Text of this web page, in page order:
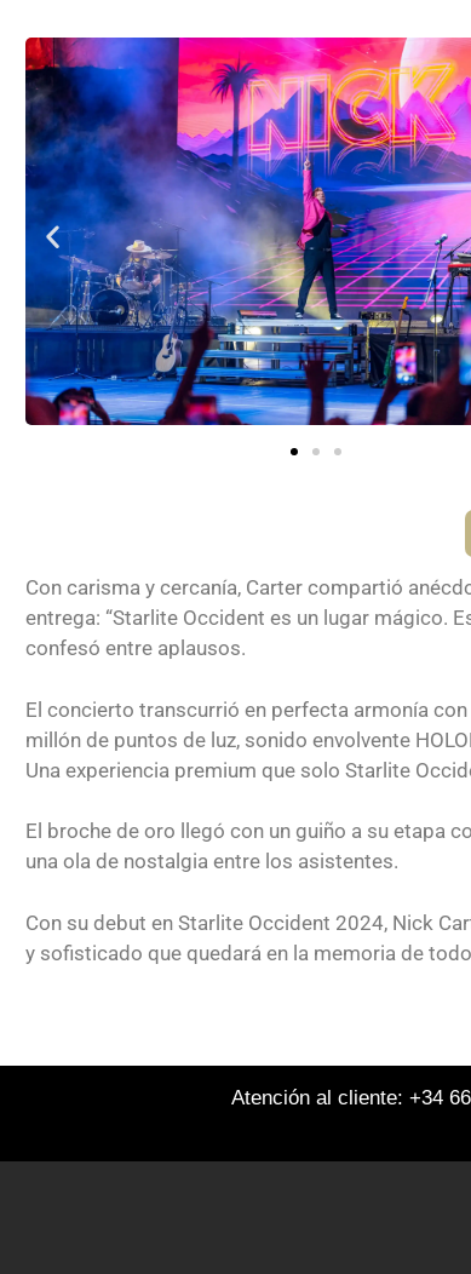
Con carisma y cercanía, Carter compartió
entrega: “Starlite Occident es un lugar mágico.
confesó entre aplausos.
El concierto transcurrió en perfecta armonía
millón de puntos de luz, sonido envolvente
Una experiencia premium que solo Starlite
El broche de oro llegó con un guiño a su etapa
una ola de nostalgia entre los asistentes.
Con su debut en Starlite Occident 2024, Nick
y sofisticado que quedará en la memoria de
Atención al cliente: +34